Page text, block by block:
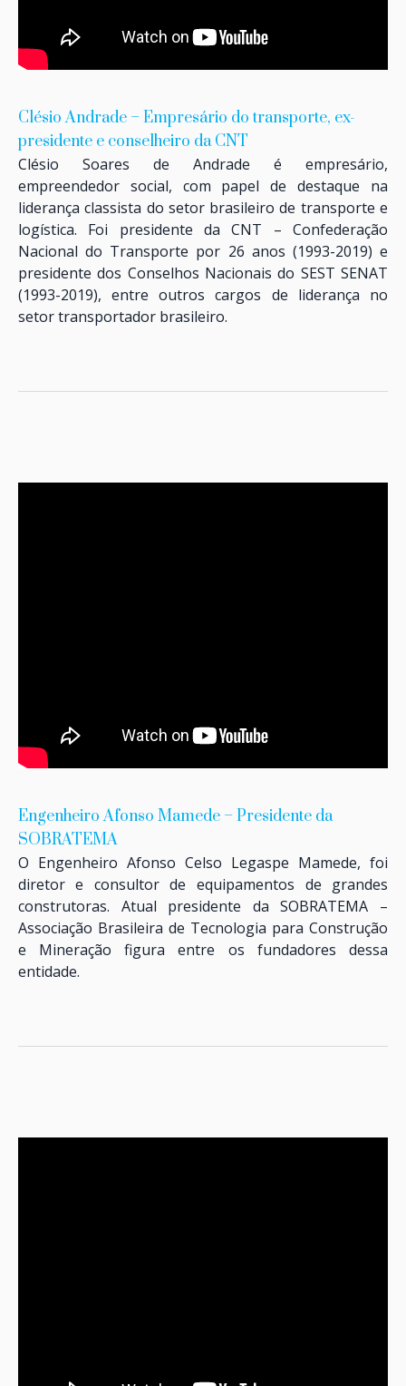
Clésio Andrade – Empresário do transporte, ex-
presidente e conselheiro da CNT
Clésio Soares de Andrade é empresário,
empreendedor social, com papel de destaque na
liderança classista do setor brasileiro de transporte e
logística. Foi presidente da CNT – Confederação
Nacional do Transporte por 26 anos (1993-2019) e
presidente dos Conselhos Nacionais do SEST SENAT
(1993-2019), entre outros cargos de liderança no
setor transportador brasileiro.
Engenheiro Afonso Mamede – Presidente da
SOBRATEMA
O Engenheiro Afonso Celso Legaspe Mamede, foi
diretor e consultor de equipamentos de grandes
construtoras. Atual presidente da SOBRATEMA –
Associação Brasileira de Tecnologia para Construção
e Mineração figura entre os fundadores dessa
entidade.